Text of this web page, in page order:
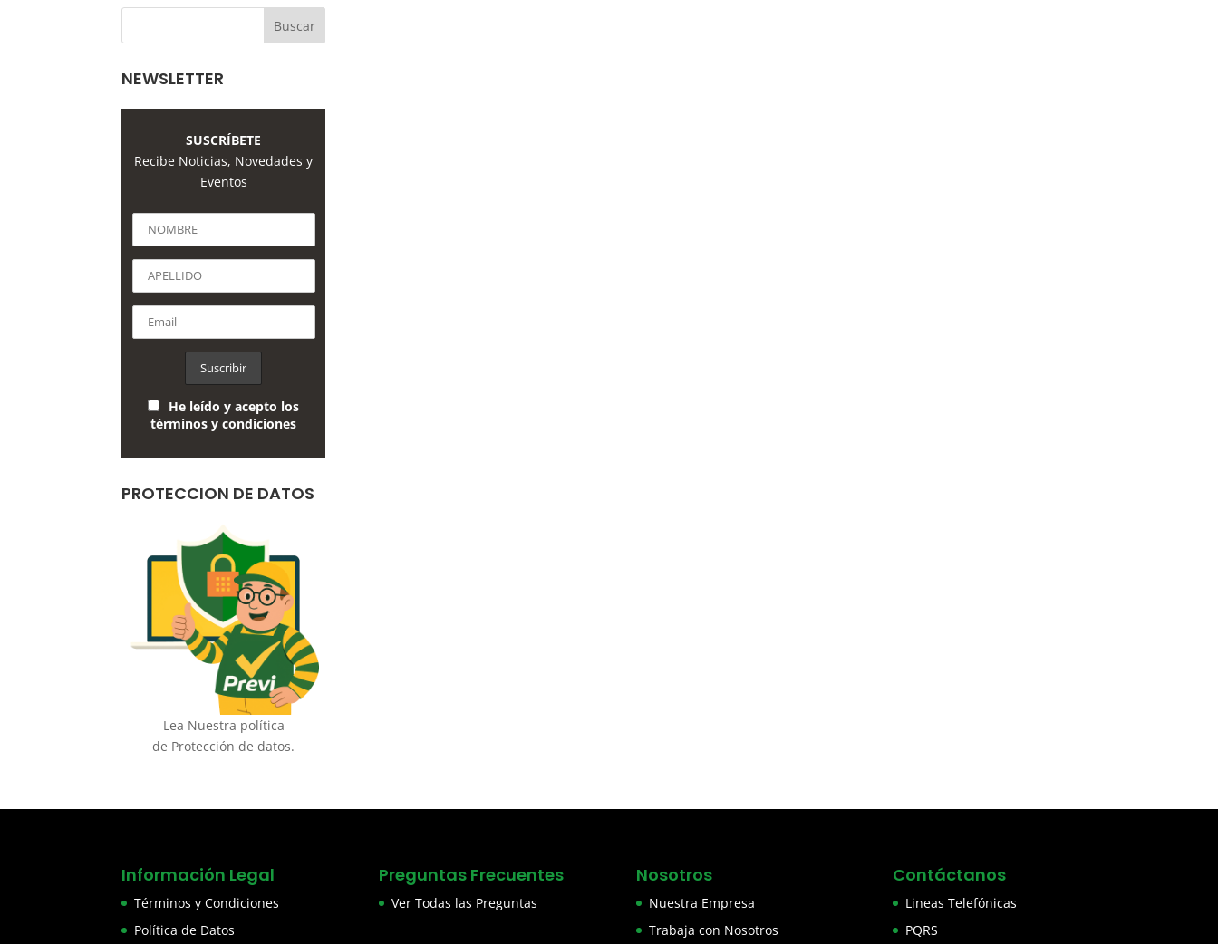
NEWSLETTER
SUSCRÍBETE
Recibe Noticias, Novedades y
Eventos
He leído y acepto los
términos y condiciones
PROTECCION DE DATOS
Lea Nuestra política
de Protección de datos.
Información Legal
Términos y Condiciones
Política de Datos
Preguntas Frecuentes
Ver Todas las Preguntas
Nosotros
Nuestra Empresa
Trabaja con Nosotros
Contáctanos
Lineas Telefónicas
PQRS